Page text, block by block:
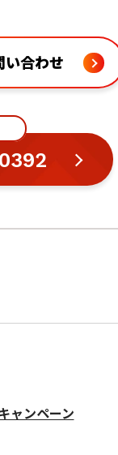
い合わせ
ャンペーン